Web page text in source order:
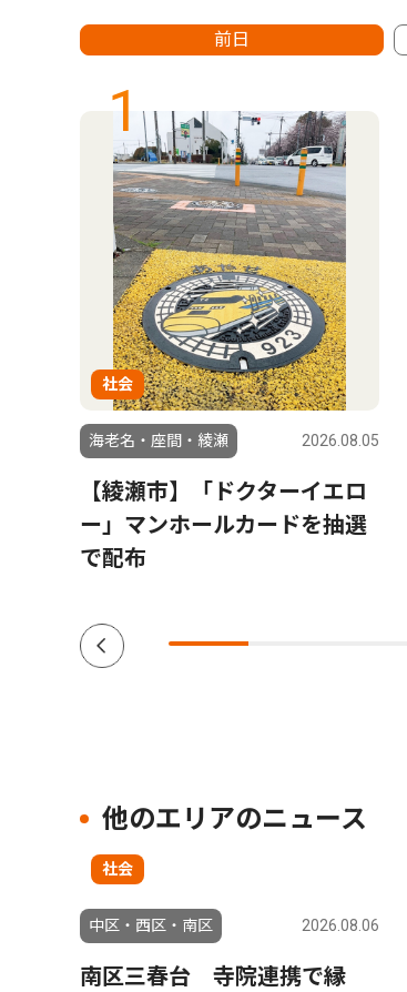
前日
1
社会
海老名・座間・綾瀬 2026.08.05
【綾瀬市】「ドクターイエロ
ー」マンホールカードを抽選
で配布
他のエリアのニュース
社会
中区・西区・南区 2026.08.06
南区三春台 寺院連携で縁